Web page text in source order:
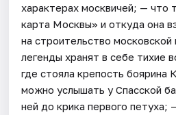
характерах москвичей; — что
карта Москвы» и откуда она
на строительство
легенды хранят в себе тихие
где стояла крепость боярина
можно услышать у Спасской
ней до крика первого петуха;